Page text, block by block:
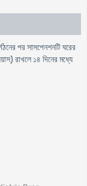
পর সাসপেনশনটি ঘরের
রাখলে ১৪ দিনের মধ্যে